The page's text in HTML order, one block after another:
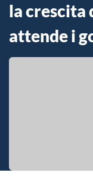
la crescita
attende i